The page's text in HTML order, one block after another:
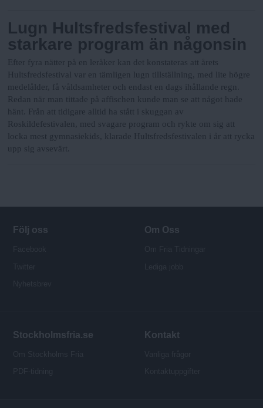
Lugn Hultsfredsfestival med
starkare program än någonsin
Efter fyra nätter på en leråker kan det konstateras att årets
Hultsfredsfestival var en tämligen lugn tillställning, med lite högre
medelålder, få våldsamheter och endast en dags ihållande regn.
Redan när man tittade på affischen kunde man se att något hade
hänt. Från att tidigare alltid ha stått i skuggan av
Roskildefestivalen, med svagare program och rykte om sig att
locka mest gymnasiekids, klarade Hultsfredsfestivalen i år att rycka
upp sig avsevärt.
Följ oss Om Oss
Stockholmsfria.se Kontakt